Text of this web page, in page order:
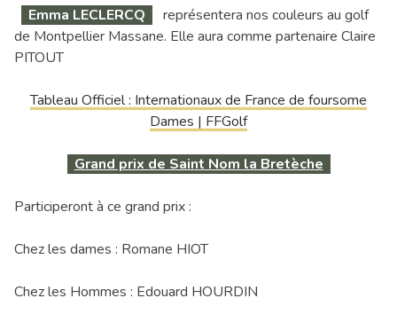
Emma LECLERCQ
représentera nos couleurs au golf
de Montpellier Massane. Elle aura comme partenaire Claire
PITOUT
Tableau Officiel : Internationaux de France de foursome
Dames | FFGolf
Grand prix de Saint Nom la Bretèche
Participeront à ce grand prix :
Chez les dames : Romane HIOT
Chez les Hommes : Edouard HOURDIN